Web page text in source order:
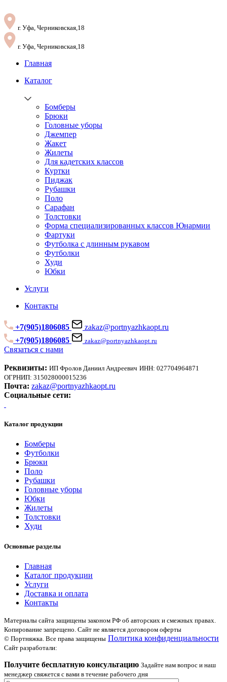
г. Уфа, Черниковская,18
г. Уфа, Черниковская,18
Главная
Каталог
Бомберы
Брюки
Головные уборы
Джемпер
Жакет
Жилеты
Для кадетских классов
Куртки
Пиджак
Рубашки
Поло
Сарафан
Толстовки
Форма специализированных классов Юнармии
Фартуки
Футболка с длинным рукавом
Футболки
Худи
Юбки
Услуги
Контакты
+7(905)1806085
zakaz@portnyazhkaopt.ru
+7(905)1806085
zakaz@portnyazhkaopt.ru
Связаться с нами
Реквизиты: ИП Фролов Даниил Андреевич ИНН: 027704964871
ОГРНИП: 315028000015236
Почта: zakaz@portnyazhkaopt.ru
Социальные сети:
Каталог продукции
Бомберы
Футболки
Брюки
Поло
Рубашки
Головные уборы
Юбки
Жилеты
Толстовки
Худи
Основные разделы
Главная
Каталог продукции
Услуги
Доставка и оплата
Контакты
Материалы сайта защищены законом РФ об авторских и смежных правах.
Копирование запрещено. Сайт не является договором оферты
© Портняжка. Все права защищены Политика конфиденциальности
Сайт разработали:
Получите бесплатную консультацию Задайте нам вопрос и наш
менеджер свяжется с вами в течение рабочего дня